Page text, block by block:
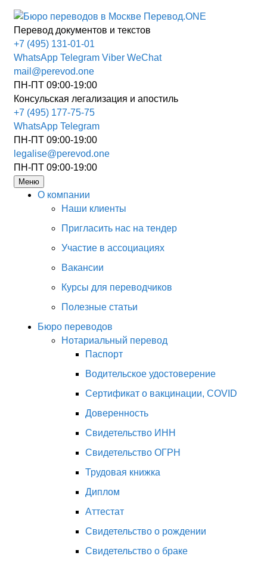
Перевод документов и текстов
+7 (495) 131-01-01
WhatsApp Telegram Viber WeChat
mail@perevod.one
ПН-ПТ 09:00-19:00
Консульская легализация и апостиль
+7 (495) 177-75-75
WhatsApp Telegram
ПН-ПТ 09:00-19:00
legalise@perevod.one
ПН-ПТ 09:00-19:00
Меню
О компании
Наши клиенты
Пригласить нас на тендер
Участие в ассоциациях
Вакансии
Курсы для переводчиков
Полезные статьи
Бюро переводов
Нотариальный перевод
Паспорт
Водительское удостоверение
Сертификат о вакцинации, COVID
Доверенность
Свидетельство ИНН
Свидетельство ОГРН
Трудовая книжка
Диплом
Аттестат
Свидетельство о рождении
Свидетельство о браке